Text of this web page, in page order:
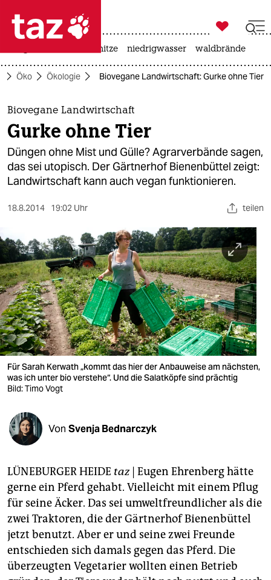
 taz zahl ich
taz zahl ich
themen
politik
öko
sport
berlin
nord
wahrheit
verlag
verlag
shop
fragen & hilfe
unterstützen
abo
genossenschaft
epaper login

taz zahl ich
hitze niedrigwasser waldbrände
Öko Ökologie Biovegane Landwirtschaft: Gurke ohne Tier
Biovegane Landwirtschaft
Gurke ohne Tier
Düngen ohne Mist und Gülle? Agrarverbände sagen,
das sei utopisch. Der Gärtnerhof Bienenbüttel zeigt:
Landwirtschaft kann auch vegan funktionieren.
18.8.2014 19:02 Uhr teilen
Für Sarah Kerwath „kommt das hier der Anbauweise am nächsten,
was ich unter bio verstehe“. Und die Salatköpfe sind prächtig
Bild: Timo Vogt
Von Svenja Bednarczyk
LÜNEBURGER HEIDE taz| Eugen Ehrenberg hätte
gerne ein Pferd gehabt. Vielleicht mit einem Pflug
für seine Äcker. Das sei umweltfreundlicher als die
zwei Traktoren, die der Gärtnerhof Bienenbüttel
jetzt benutzt. Aber er und seine zwei Freunde
entschieden sich damals gegen das Pferd. Die
überzeugten Vegetarier wollten einen Betrieb